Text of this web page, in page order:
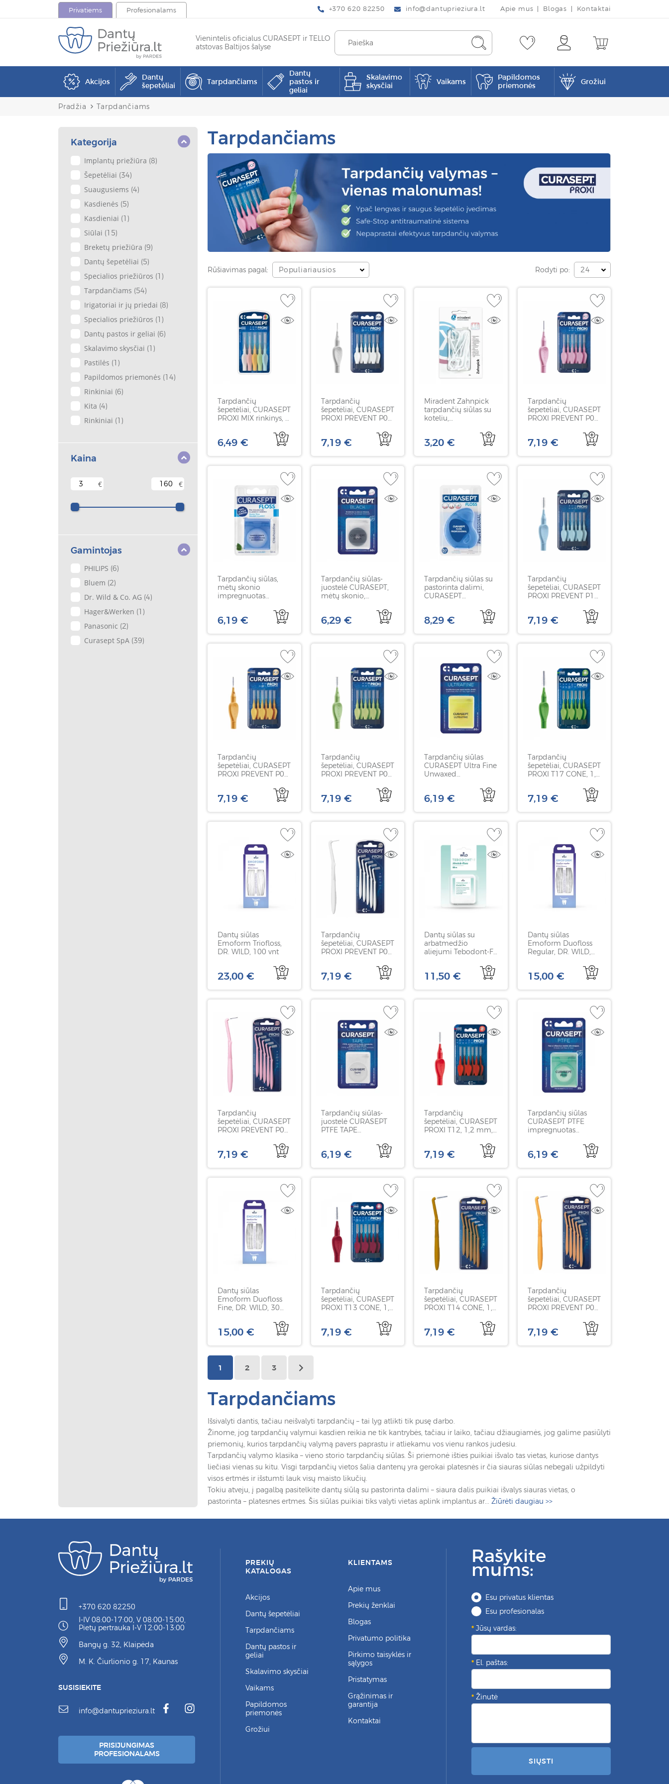
Privatiems Profesionalams +370 620 82250 info@dantuprieziura.lt Apie mus Blogas Kontaktai
Vienintelis oficialus CURASEPT ir TELLO
atstovas Baltijos šalyse
Akcijos
Dantų
šepetėliai
Tarpdančiams
Dantų
pastos ir
geliai
Skalavimo
skysčiai
Vaikams
Papildomos
priemonės
Grožiui
Pradžia Tarpdančiams
Kategorija
Implantų priežiūra (8)
Šepetėliai (34)
Suaugusiems (4)
Kasdienės (5)
Kasdieniai (1)
Siūlai (15)
Breketų priežiūra (9)
Dantų šepetėliai (5)
Specialios priežiūros (1)
Tarpdančiams (54)
Irigatoriai ir jų priedai (8)
Specialios priežiūros (1)
Dantų pastos ir geliai (6)
Skalavimo skysčiai (1)
Pastilės (1)
Papildomos priemonės (14)
Rinkiniai (6)
Kita (4)
Rinkiniai (1)
Kaina
€ €
Gamintojas
PHILIPS (6)
Bluem (2)
Dr. Wild & Co. AG (4)
Hager&Werken (1)
Panasonic (2)
Curasept SpA (39)
Tarpdančiams
Rūšiavimas pagal: Populiariausios Rodyti po: 24
Tarpdančių
šepetėliai, CURASEPT
PROXI MIX rinkinys, 5
6,49 €
Tarpdančių
šepetėliai, CURASEPT
PROXI PREVENT P06,
7,19 €
Miradent Zahnpick
tarpdančių siūlas su
koteliu,
3,20 €
Tarpdančių
šepetėliai, CURASEPT
PROXI PREVENT P07,
7,19 €
Tarpdančių siūlas,
mėtų skonio
impregnuotas
CURASEPT, 50 m
6,19 €
Tarpdančių siūlas-
juostelė CURASEPT,
mėtų skonio,
chlorheksidinu, 50 m
6,29 €
Tarpdančių siūlas su
pastorinta dalimi,
CURASEPT
8,29 €
Tarpdančių
šepetėliai, CURASEPT
PROXI PREVENT P11,
7,19 €
Tarpdančių
šepetėliai, CURASEPT
PROXI PREVENT P08,
7,19 €
Tarpdančių
šepetėliai, CURASEPT
PROXI PREVENT P09,
7,19 €
Tarpdančių siūlas
CURASEPT Ultra Fine
Unwaxed
chlorheksidinu, 50 m
6,19 €
Tarpdančių
šepetėliai, CURASEPT
PROXI T17 CONE, 1,7
7,19 €
Dantų siūlas
Emoform Triofloss,
DR. WILD, 100 vnt
23,00 €
Tarpdančių
šepetėliai, CURASEPT
PROXI PREVENT P06,
7,19 €
Dantų siūlas su
arbatmedžio
aliejumi Tebodont-F,
11,50 €
Dantų siūlas
Emoform Duofloss
Regular, DR. WILD,
15,00 €
Tarpdančių
šepetėliai, CURASEPT
PROXI PREVENT P07,
7,19 €
Tarpdančių siūlas-
juostelė CURASEPT
PTFE TAPE
chlorheksidinu, 35 m
6,19 €
Tarpdančių
šepetėliai, CURASEPT
PROXI T12, 1,2 mm,
7,19 €
Tarpdančių siūlas
CURASEPT PTFE
impregnuotas
6,19 €
Dantų siūlas
Emoform Duofloss
Fine, DR. WILD, 30
15,00 €
Tarpdančių
šepetėliai, CURASEPT
PROXI T13 CONE, 1,3
7,19 €
Tarpdančių
šepetėliai, CURASEPT
PROXI T14 CONE, 1,4
7,19 €
Tarpdančių
šepetėliai, CURASEPT
PROXI PREVENT P08,
7,19 €
1 2 3
Tarpdančiams
Išsivalyti dantis, tačiau neišvalyti tarpdančių – tai lyg atlikti tik pusę darbo.
Žinome, jog tarpdančių valymui kasdien reikia ne tik kantrybės, tačiau ir laiko, tačiau džiaugiamės, jog galime pasiūlyti
priemonių, kurios tarpdančių valymą pavers paprastu ir atliekamu vos vienu rankos judesiu.
Tarpdančių valymo klasika – vieno storio tarpdančių siūlas. Ši priemonė išties puikiai išvalo tas vietas, kuriose dantys
liečiasi vienas su kitu. Visgi tarpdančių vietos šalia dantenų yra gerokai platesnės ir čia siauras siūlas nebegali užpildyti
visos ertmės ir išstumti lauk visų maisto likučių.
Tokiu atveju, į pagalbą pasitelkite dantų siūlą su pastorinta dalimi – siaura dalis puikiai išvalys siauras vietas, o
pastorinta – platesnes ertmes. Šis siūlas puikiai tiks valyti vietas aplink implantus ar...
Žiūrėti daugiau >>
+370 620 82250
I-IV 08:00-17:00, V 08:00-15:00,
Pietų pertrauka I-V 12:00-13:00
Bangų g. 32, Klaipėda
M. K. Čiurlionio g. 17, Kaunas
SUSISIEKITE
info@dantuprieziura.lt
PRISIJUNGIMAS
PROFESIONALAMS
PREKIŲ
KATALOGAS
Akcijos
Dantų šepetėliai
Tarpdančiams
Dantų pastos ir
geliai
Skalavimo skysčiai
Vaikams
Papildomos
priemonės
Grožiui
KLIENTAMS
Apie mus
Prekių ženklai
Blogas
Privatumo politika
Pirkimo taisyklės ir
sąlygos
Pristatymas
Grąžinimas ir
garantija
Kontaktai
Rašykite
mums:
Esu privatus klientas
Esu profesionalas
Jūsų vardas:
El. paštas:
Žinutė
SIŲSTI